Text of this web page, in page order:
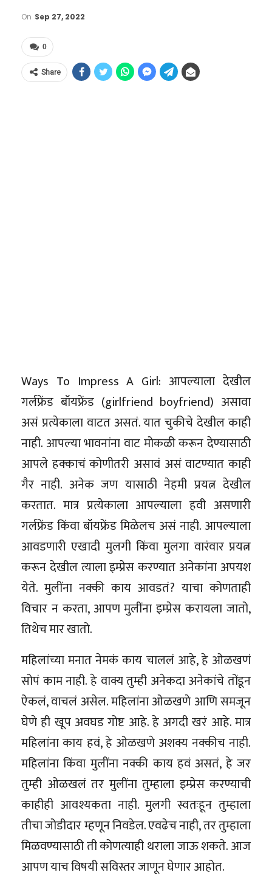
On Sep 27, 2022
0
Share
Ways To Impress A Girl: आपल्याला देखील
गर्लफ्रेंड बॉयफ्रेंड (girlfriend boyfriend) असावा
असं प्रत्येकाला वाटत असतं. यात चुकीचे देखील काही
नाही. आपल्या भावनांना वाट मोकळी करून देण्यासाठी
आपले हक्काचं कोणीतरी असावं असं वाटण्यात काही
गैर नाही. अनेक जण यासाठी नेहमी प्रयत्न देखील
करतात. मात्र प्रत्येकाला आपल्याला हवी असणारी
गर्लफ्रेंड किंवा बॉयफ्रेंड मिळेलच असं नाही. आपल्याला
आवडणारी एखादी मुलगी किंवा मुलगा वारंवार प्रयत्न
करून देखील त्याला इम्प्रेस करण्यात अनेकांना अपयश
येते. मुलींना नक्की काय आवडतं? याचा कोणताही
विचार न करता, आपण मुलींना इम्प्रेस करायला जातो,
तिथेच मार खातो.
महिलांच्या मनात नेमकं काय चाललं आहे, हे ओळखणं
सोपं काम नाही. हे वाक्य तुम्ही अनेकदा अनेकांचे तोंडून
ऐकलं, वाचलं असेल. महिलांना ओळखणे आणि समजून
घेणे ही खूप अवघड गोष्ट आहे. हे अगदी खरं आहे. मात्र
महिलांना काय हवं, हे ओळखणे अशक्य नक्कीच नाही.
महिलांना किंवा मुलींना नक्की काय हवं असतं, हे जर
तुम्ही ओळखलं तर मुलींना तुम्हाला इम्प्रेस करण्याची
काहीही आवश्यकता नाही. मुलगी स्वतःहून तुम्हाला
तीचा जोडीदार म्हणून निवडेल. एवढेच नाही, तर तुम्हाला
मिळवण्यासाठी ती कोणत्याही थराला जाऊ शकते. आज
आपण याच विषयी सविस्तर जाणून घेणार आहोत.